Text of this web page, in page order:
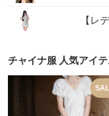
【レ
チャイナ服 人気アイテ